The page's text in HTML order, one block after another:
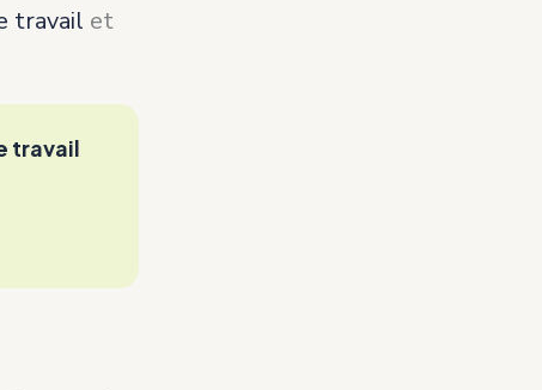
travail et
travail